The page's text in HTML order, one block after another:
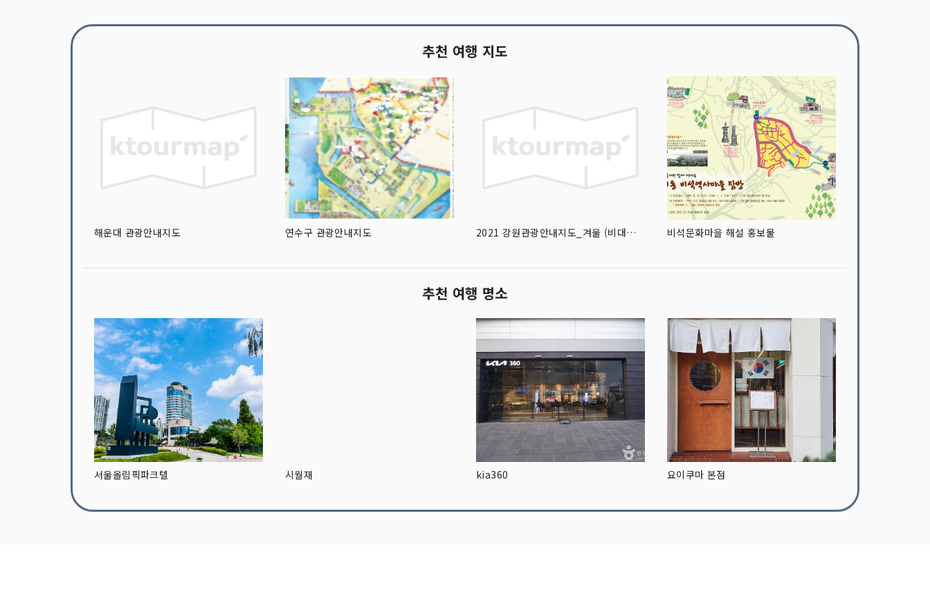
추천 여행 지도
해운대 관광안내지도 연수구 관광안내지도 2021 강원관광안내지도_겨울 (비대면 / 숨은 관광지 안내지도) 비석문화마을 해설 홍보물
추천 여행 명소
서울올림픽파크텔 시월재 kia360 요이쿠마 본점